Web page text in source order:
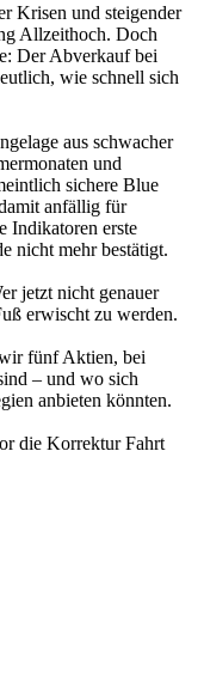
Krisen und steigender
Allzeithoch. Doch
Der Abverkauf bei
wie schnell sich
aus schwacher
und
sichere Blue
anfällig für
Indikatoren erste
nicht mehr bestätigt.
jetzt nicht genauer
erwischt zu werden.
fünf Aktien, bei
– und wo sich
anbieten könnten.
die Korrektur Fahrt